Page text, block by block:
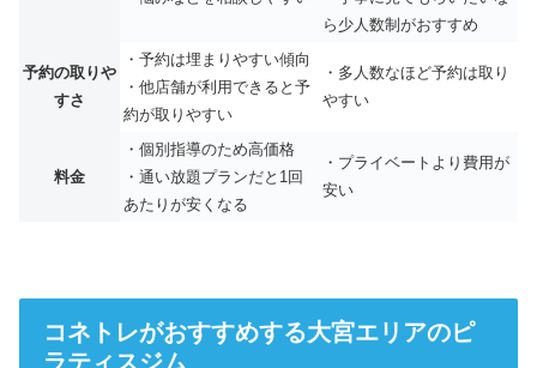
ら少人数制がおすすめ
予約の取りや
すさ
・予約は埋まりやすい傾向
・他店舗が利用できると予
約が取りやすい
・多人数なほど予約は取り
やすい
料金
・個別指導のため高価格
・通い放題プランだと1回
あたりが安くなる
・プライベートより費用が
安い
コネトレがおすすめする大宮エリアのピ
ラティスジム